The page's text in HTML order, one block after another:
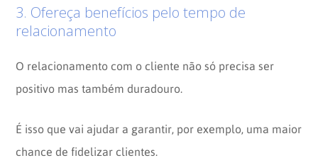
3. Ofereça benefícios pelo tempo de
relacionamento
O relacionamento com o cliente não só precisa ser
positivo mas também duradouro.
É isso que vai ajudar a garantir, por exemplo, uma maior
chance de fidelizar clientes.